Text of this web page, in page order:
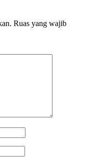
Ruas yang wajib